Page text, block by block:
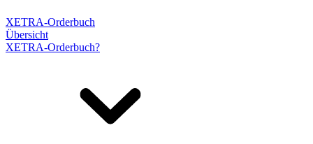
XETRA-Orderbuch
Übersicht
XETRA-Orderbuch?